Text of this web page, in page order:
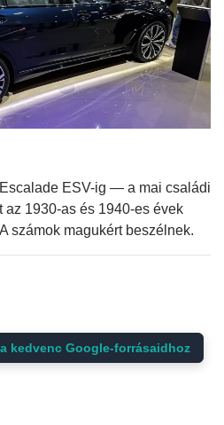
ESV-ig — a mai családi
az 1930-as és 1940-es évek
számok magukért beszélnek.
kedvenc Google-forrásaidhoz